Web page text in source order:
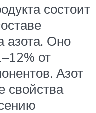
состоит
азота. Оно
от
Азот
свойства